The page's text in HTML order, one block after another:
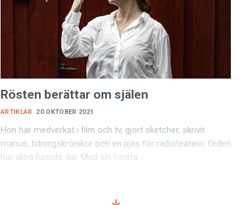
Rösten berättar om själen
20 OKTOBER 2021
ARTIKLAR
Hon har medverkat i film och tv, gjort sketcher, skrivit
manus, tidningskrönikor och en pjäs för radioteatern. Orden
har alltid funnits där. Med sin första…